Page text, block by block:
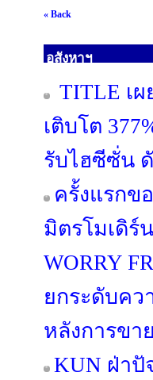
« Back
อสังหาฯ
TITLE เ
เติบโต
รับไฮซีซั่น
ครั้งแรกข
มิตรโมเดิร์
WORRY
ยกระดับค
หลังการขา
KUN ฝ่าปั